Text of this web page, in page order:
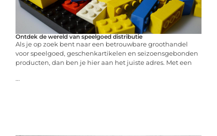
Ontdek de wereld van speelgoed distributie
Als je op zoek bent naar een betrouwbare groothandel
voor speelgoed, geschenkartikelen en seizoensgebonden
producten, dan ben je hier aan het juiste adres. Met een
...